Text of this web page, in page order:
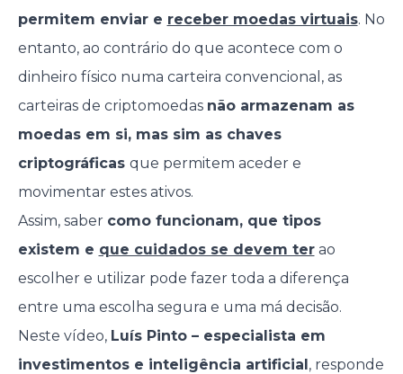
permitem enviar e receber moedas virtuais. No
entanto, ao contrário do que acontece com o
dinheiro físico numa carteira convencional, as
carteiras de criptomoedas não armazenam as
moedas em si, mas sim as chaves
criptográficas que permitem aceder e
movimentar estes ativos.
Assim, saber como funcionam, que tipos
existem e que cuidados se devem terao
escolher e utilizar pode fazer toda a diferença
entre uma escolha segura e uma má decisão.
Neste vídeo, Luís Pinto – especialista em
investimentos e inteligência artificial, responde